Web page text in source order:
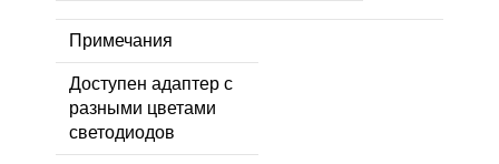
Примечания
Доступен адаптер с
разными цветами
светодиодов